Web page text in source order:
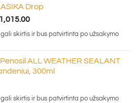
Drop
1,015.00Price
range:
€291.00
€1,015.00
skirtis ir bus patvirtinta po užsakymo
ALL WEATHER SEALANT
300ml
skirtis ir bus patvirtinta po užsakymo